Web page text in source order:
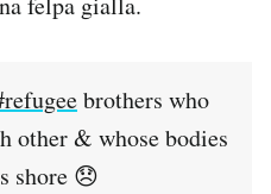
brothers who
other & whose bodies
shore 😞